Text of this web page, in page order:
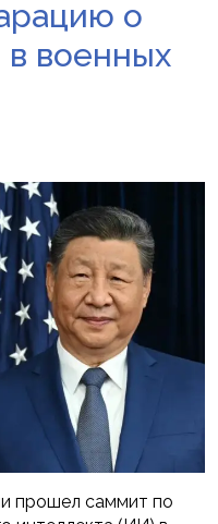
о
военных
прошел саммит по